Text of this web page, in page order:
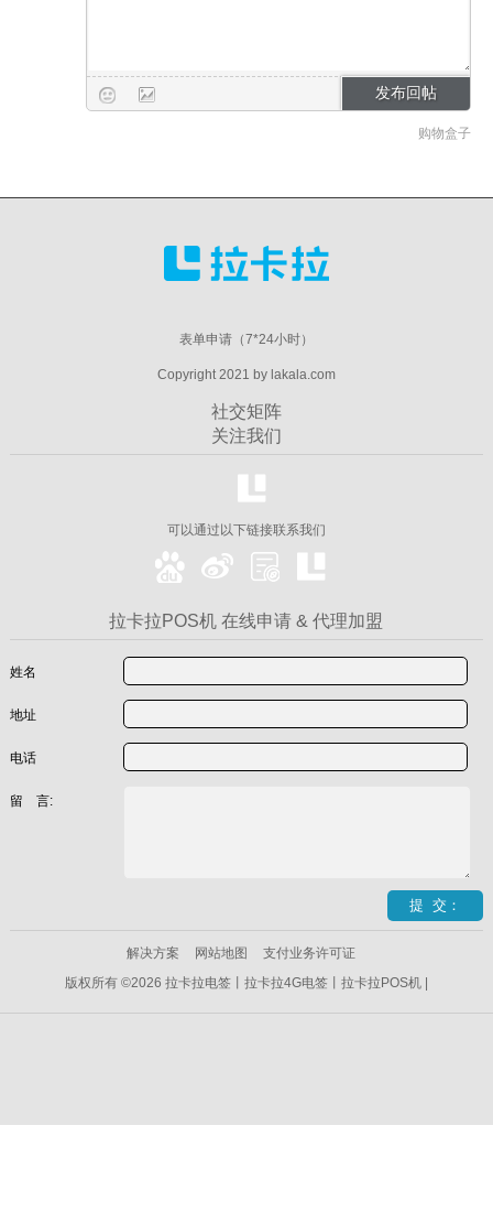
购物盒子
表单申请（7*24小时）
Copyright 2021 by lakala.com
社交矩阵
关注我们
可以通过以下链接联系我们
拉卡拉POS机 在线申请 & 代理加盟
姓名
地址
电话
留 言:
解决方案 网站地图
支付业务许可证
版权所有 ©2026 拉卡拉电签丨拉卡拉4G电签丨拉卡拉POS机 |